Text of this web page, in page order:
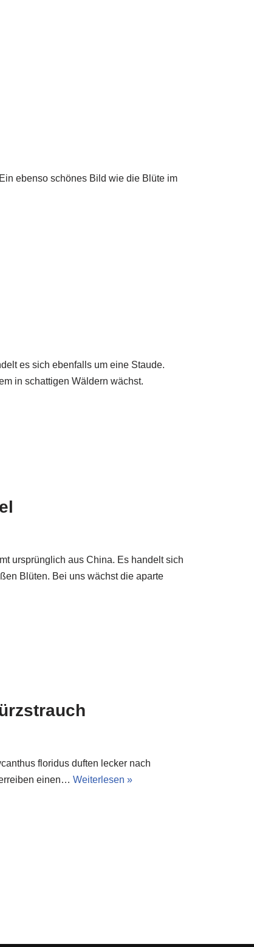
ebenso schönes Bild wie die Blüte im
es sich ebenfalls um eine Staude.
in schattigen Wäldern wächst.
ursprünglich aus China. Es handelt sich
Blüten. Bei uns wächst die aparte
floridus duften lecker nach
einen… Weiterlesen »